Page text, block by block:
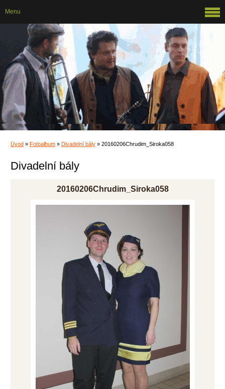
Úvod » Fotoalbum » Divadelní bály » 20160206Chrudim_Siroka058
Divadelní bály
20160206Chrudim_Siroka058
Menu